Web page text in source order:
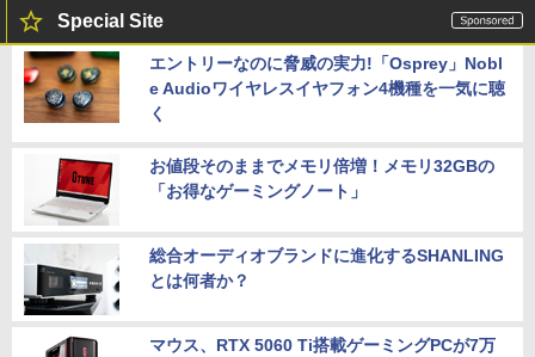
Special Site
エントリーなのに脅威の実力!「Osprey」Nobl
e Audioワイヤレスイヤフォン4機種を一気に聴
く
お値段そのままでメモリ倍増！メモリ32GBの
「お得なゲーミングノート」
総合オーディオブランドに進化するSHANLING
とは何者か？
マウス、RTX 5060 Ti搭載ゲーミングPCが7万